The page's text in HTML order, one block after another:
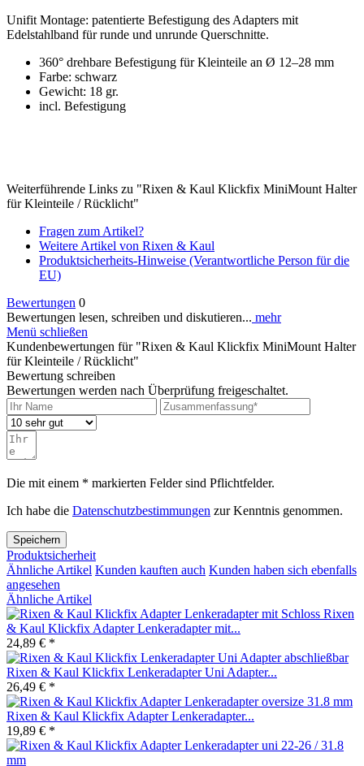
Unifit Montage: patentierte Befestigung des Adapters mit
Edelstahlband für runde und unrunde Querschnitte.
360° drehbare Befestigung für Kleinteile an Ø 12–28 mm
Farbe: schwarz
Gewicht: 18 gr.
incl. Befestigung
Weiterführende Links zu "Rixen & Kaul Klickfix MiniMount Halter
für Kleinteile / Rücklicht"
Fragen zum Artikel?
Weitere Artikel von Rixen & Kaul
Produktsicherheits-Hinweise (Verantwortliche Person für die
EU)
Bewertungen 0
Bewertungen lesen, schreiben und diskutieren... mehr
Menü schließen
Kundenbewertungen für "Rixen & Kaul Klickfix MiniMount Halter
für Kleinteile / Rücklicht"
Bewertung schreiben
Bewertungen werden nach Überprüfung freigeschaltet.
Die mit einem * markierten Felder sind Pflichtfelder.
Ich habe die Datenschutzbestimmungen zur Kenntnis genommen.
Speichern
Produktsicherheit
Ähnliche Artikel Kunden kauften auch Kunden haben sich ebenfalls
angesehen
Ähnliche Artikel
Rixen
& Kaul Klickfix Adapter Lenkeradapter mit...
24,89 € *
Rixen & Kaul Klickfix Lenkeradapter Uni Adapter...
26,49 € *
Rixen & Kaul Klickfix Adapter Lenkeradapter...
19,89 € *